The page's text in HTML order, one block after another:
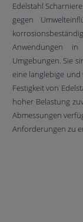
Edelstahl
gegen
Anwendungen
Umgebungen. Sie
eine langlebige
Festigkeit von
hoher Belastung
Abmessungen
Anforderungen zu